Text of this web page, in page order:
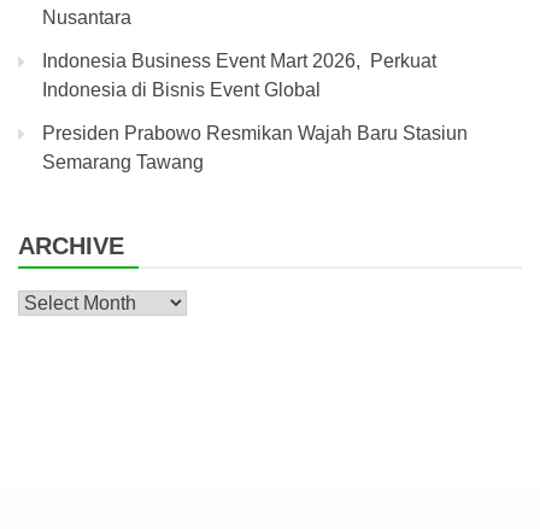
Nusantara
Indonesia Business Event Mart 2026, Perkuat
Indonesia di Bisnis Event Global
Presiden Prabowo Resmikan Wajah Baru Stasiun
Semarang Tawang
ARCHIVE
Archive